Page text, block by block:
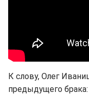
К слову, Олег
предыдущего